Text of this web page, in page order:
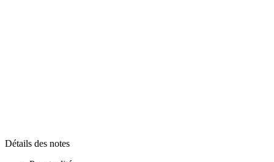
Détails des notes